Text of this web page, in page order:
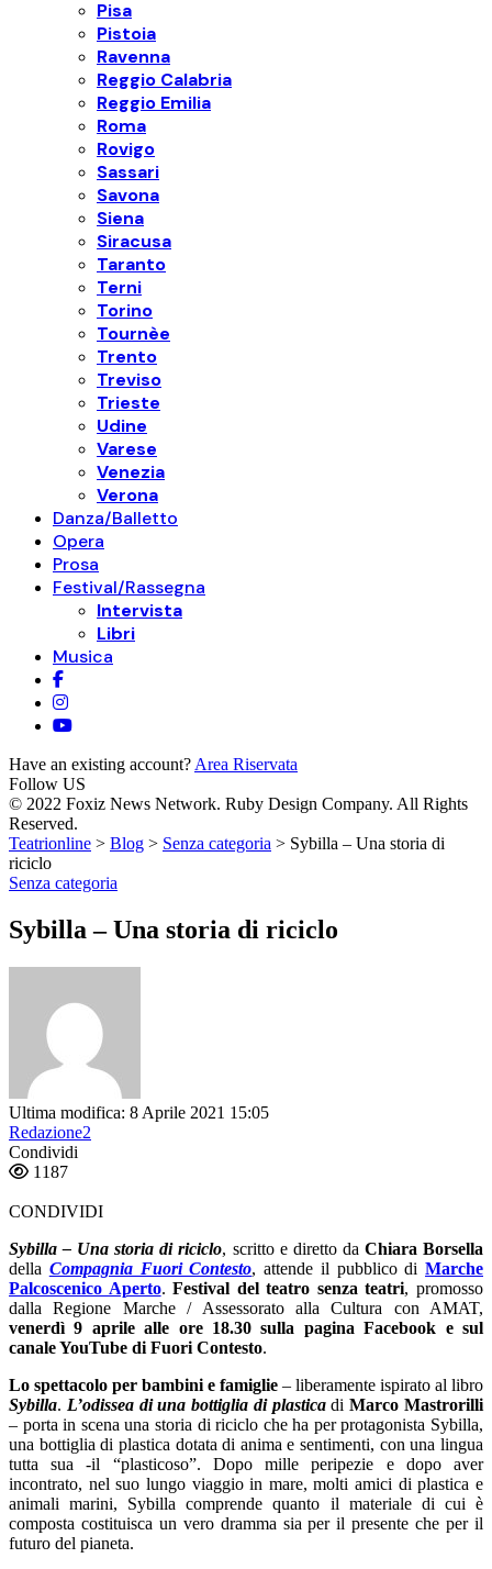
Pisa
Pistoia
Ravenna
Reggio Calabria
Reggio Emilia
Roma
Rovigo
Sassari
Savona
Siena
Siracusa
Taranto
Terni
Torino
Tournèe
Trento
Treviso
Trieste
Udine
Varese
Venezia
Verona
Danza/Balletto
Opera
Prosa
Festival/Rassegna
Intervista
Libri
Musica
Have an existing account? Area Riservata
Follow US
© 2022 Foxiz News Network. Ruby Design Company. All Rights
Reserved.
Teatrionline > Blog > Senza categoria > Sybilla – Una storia di
riciclo
Senza categoria
Sybilla – Una storia di riciclo
Ultima modifica: 8 Aprile 2021 15:05
Redazione2
Condividi
1187
CONDIVIDI
Sybilla – Una storia di riciclo, scritto e diretto da Chiara Borsella
della Compagnia Fuori Contesto, attende il pubblico di Marche
Palcoscenico Aperto.Festival del teatro senza teatri, promosso
dalla Regione Marche / Assessorato alla Cultura con AMAT,
venerdì 9 aprile alle ore 18.30 sulla pagina Facebook e sul
canale YouTube di Fuori Contesto.
Lo spettacolo per bambini e famiglie – liberamente ispirato al libro
Sybilla. L’odissea di una bottiglia di plasticadiMarco Mastrorilli
– porta in scena una storia di riciclo che ha per protagonista Sybilla,
una bottiglia di plastica dotata di anima e sentimenti, con una lingua
tutta sua -il “plasticoso”. Dopo mille peripezie e dopo aver
incontrato, nel suo lungo viaggio in mare, molti amici di plastica e
animali marini, Sybilla comprende quanto il materiale di cui è
composta costituisca un vero dramma sia per il presente che per il
futuro del pianeta.